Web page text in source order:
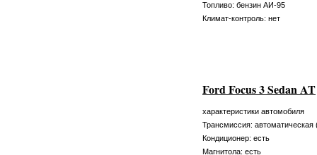
Топливо: бензин АИ-95
Климат-контроль: нет
Ford Focus 3 Sedan AT
характеристики автомобиля
Трансмиссия: автоматическая
Кондиционер: есть
Магнитола: есть